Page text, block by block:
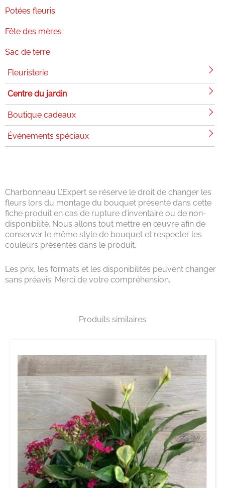
Potées fleuris
Fête des mères
Sac de terre
Fleuristerie
Centre du jardin
Boutique cadeaux
Événements spéciaux
Charbonneau L’Expert se réserve le droit de changer les
fleurs lors du montage du bouquet présenté dans cette
fiche produit en cas de rupture d’inventaire ou de non-
disponibilité. Nous allons tout mettre en œuvre afin de
conserver le même style de bouquet et respecter les
couleurs présentés dans le produit.
Les prix, les formats et les disponibilités peuvent changer
sans préavis. Merci de votre compréhension.
Produits similaires